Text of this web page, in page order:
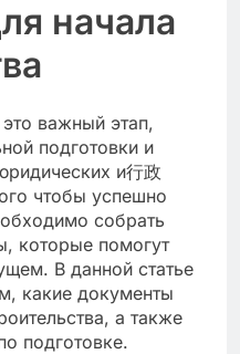
начала
важный этап,
подготовки и
и行政
чтобы успешно
собрать
которые помогут
В данной статье
какие документы
а также
подготовке.